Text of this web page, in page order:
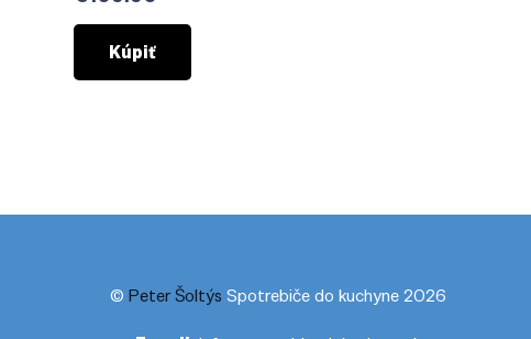
Kúpiť
© Peter Šoltýs Spotrebiče do kuchyne 2026